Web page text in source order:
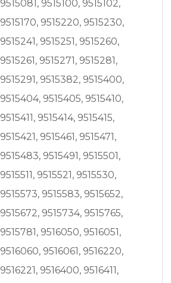
9515081, 9515100, 9515102,
9515170, 9515220, 9515230,
9515241, 9515251, 9515260,
9515261, 9515271, 9515281,
9515291, 9515382, 9515400,
9515404, 9515405, 9515410,
9515411, 9515414, 9515415,
9515421, 9515461, 9515471,
9515483, 9515491, 9515501,
9515511, 9515521, 9515530,
9515573, 9515583, 9515652,
9515672, 9515734, 9515765,
9515781, 9516050, 9516051,
9516060, 9516061, 9516220,
9516221, 9516400, 9516411,